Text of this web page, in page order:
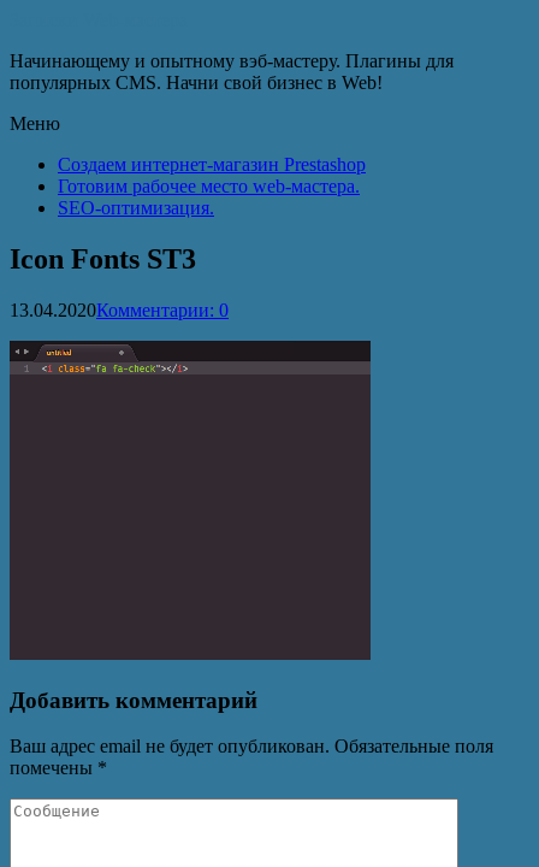
Начинающему и опытному вэб-мастеру. Плагины для
популярных CMS. Начни свой бизнес в Web!
Меню
Создаем интернет-магазин Prestashop
Готовим рабочее место web-мастера.
SEO-оптимизация.
Icon Fonts ST3
13.04.2020Комментарии: 0
Добавить комментарий
Ваш адрес email не будет опубликован. Обязательные поля
помечены *